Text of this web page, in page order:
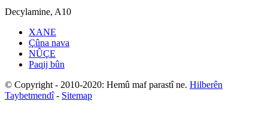
Decylamine, A10
XANE
Çûna nava
NÛÇE
Paqij bûn
© Copyright - 2010-2020: Hemû maf parastî ne. Hilberên
Taybetmendî- Sitemap